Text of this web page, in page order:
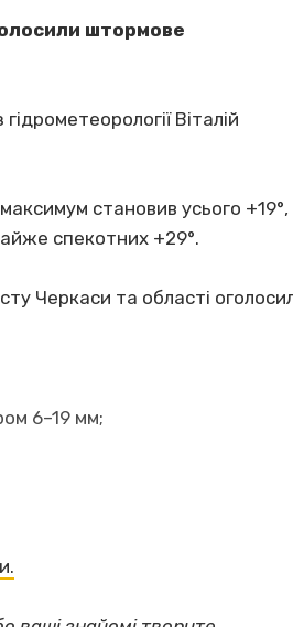
штормове
Віталій
становив усього +19°,
спекотних +29°.
Черкаси та області
6–19 мм;